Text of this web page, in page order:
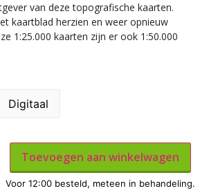
van deze topografische kaarten.
kaartblad herzien en weer opnieuw
1:25.000 kaarten zijn er ook 1:50.000
Digitaal
Toevoegen aan winkelwagen